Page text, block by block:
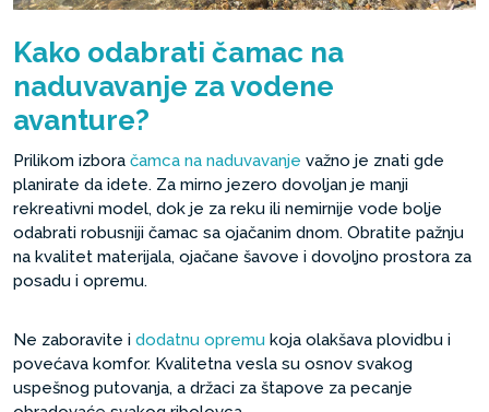
Kako odabrati čamac na
naduvavanje za vodene
avanture?
Prilikom izbora čamca na naduvavanje važno je znati gde
planirate da idete. Za mirno jezero dovoljan je manji
rekreativni model, dok je za reku ili nemirnije vode bolje
odabrati robusniji čamac sa ojačanim dnom. Obratite pažnju
na kvalitet materijala, ojačane šavove i dovoljno prostora za
posadu i opremu.
Ne zaboravite i dodatnu opremu koja olakšava plovidbu i
povećava komfor. Kvalitetna vesla su osnov svakog
uspešnog putovanja, a držaci za štapove za pecanje